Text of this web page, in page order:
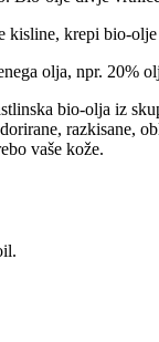
kisline, krepi bio-
olja, npr. 20%
bio-olja iz
vaše kože.